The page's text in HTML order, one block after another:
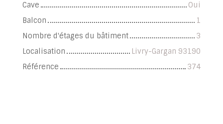
Cave
Oui
Balcon
1
Nombre d'étages du bâtiment
3
Localisation
Livry-Gargan 93190
Référence
374